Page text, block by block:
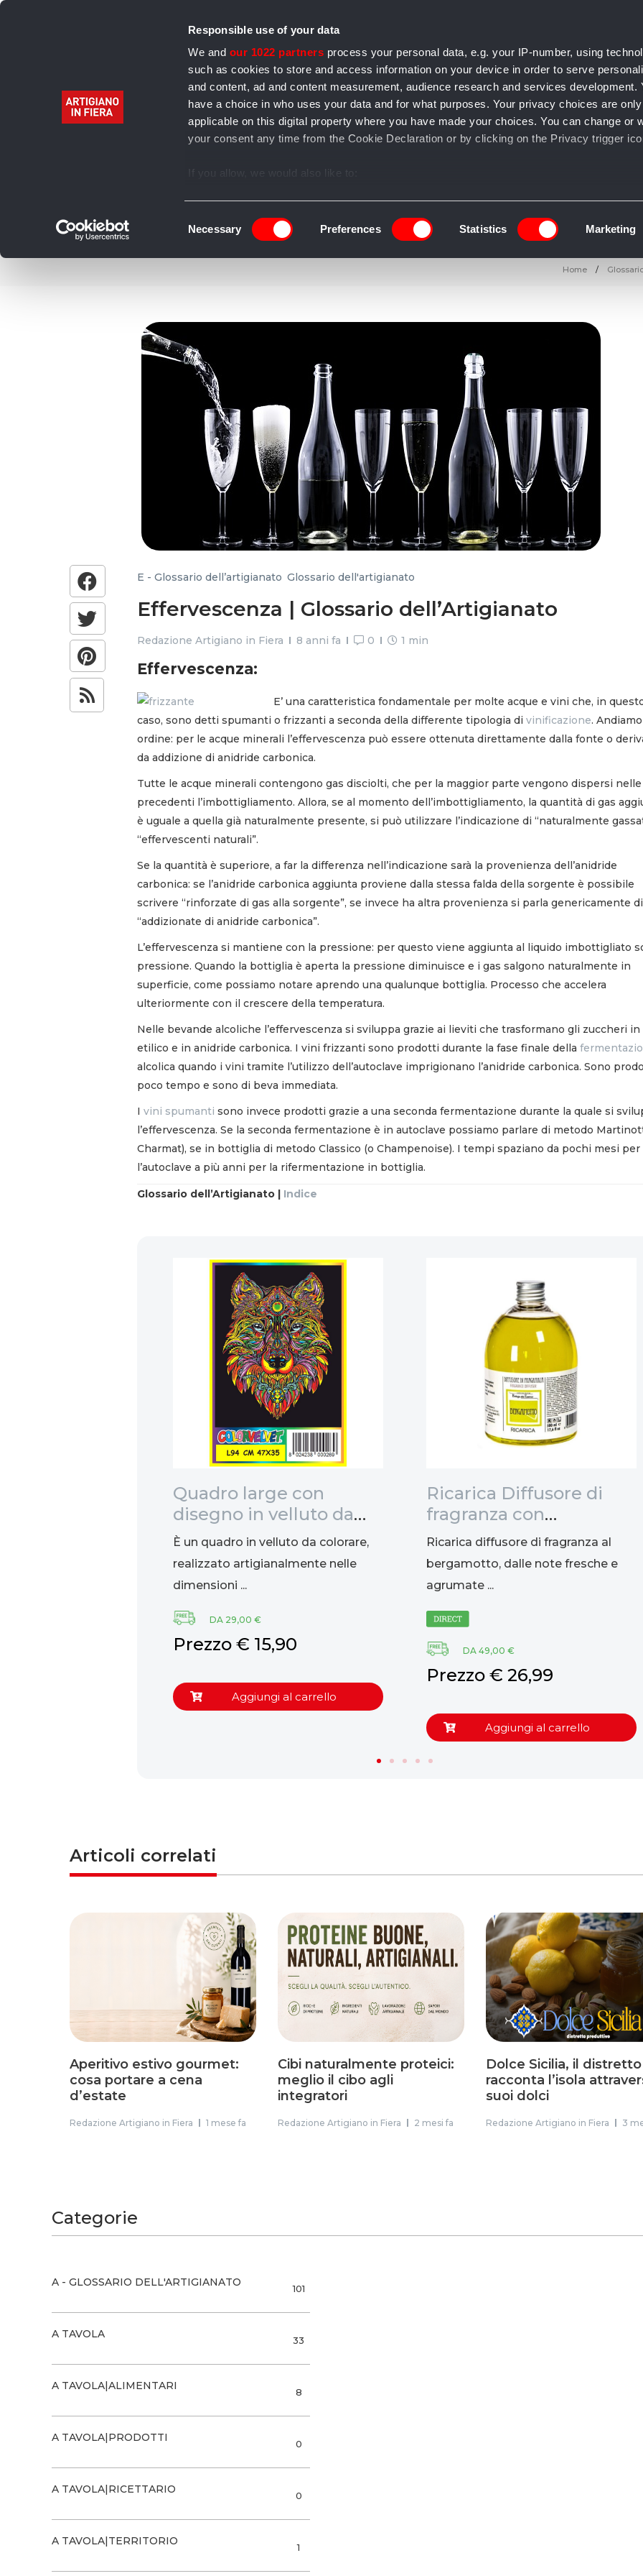
Responsible use of your data
We and our 1022 partners process your personal data, e.g. your IP-number, using
such as cookies to store and access information on your device in order to serve
and content, ad and content measurement, audience research and services development.
have a choice in who uses your data and for what purposes. Your privacy choices are only
applicable on this digital property where you have made your choices. You can change or
your consent any time from the Cookie Declaration or by clicking on the Privacy trigger
If you allow, we would also like to:
Identify your device by actively scanning it for specific characteristics
and analytics partners who may combine it with other information that you’ve provided to
that they’ve collected from your use of their services.
Selection
Necessary Preferences Statistics Marketing
Home Alimentari Bevande Abbigliamento e accessori Casa e arredo Gioielli Salute e bellezza
Home
E - Glossario dell’artigianato Glossario dell'artigianato
Effervescenza | Glossario dell’Artigianato
Redazione Artigiano in Fiera 8 anni fa 0 1 min
Effervescenza:
E’ una caratteristica fondamentale per molte acque e vini che, in
caso, sono detti spumanti o frizzanti a seconda della differente tipologia di vinificazione.
ordine: per le acque minerali l’effervescenza può essere ottenuta direttamente dalla fonte o
da addizione di anidride carbonica.
Tutte le acque minerali contengono gas disciolti, che per la maggior parte vengono dispersi nelle
precedenti l’imbottigliamento. Allora, se al momento dell’imbottigliamento, la quantità di gas
è uguale a quella già naturalmente presente, si può utilizzare l’indicazione di “naturalmente
“effervescenti naturali”.
Se la quantità è superiore, a far la differenza nell’indicazione sarà la provenienza dell’anidride
carbonica: se l’anidride carbonica aggiunta proviene dalla stessa falda della sorgente è possibile
scrivere “rinforzate di gas alla sorgente”, se invece ha altra provenienza si parla genericamente di
“addizionate di anidride carbonica”.
L’effervescenza si mantiene con la pressione: per questo viene aggiunta al liquido imbottigliato
pressione. Quando la bottiglia è aperta la pressione diminuisce e i gas salgono naturalmente in
superficie, come possiamo notare aprendo una qualunque bottiglia. Processo che accelera
ulteriormente con il crescere della temperatura.
Nelle bevande alcoliche l’effervescenza si sviluppa grazie ai lieviti che trasformano gli zuccheri in
etilico e in anidride carbonica. I vini frizzanti sono prodotti durante la fase finale della
alcolica quando i vini tramite l’utilizzo dell’autoclave imprigionano l’anidride carbonica. Sono
poco tempo e sono di beva immediata.
I vini spumanti sono invece prodotti grazie a una seconda fermentazione durante la quale si
l’effervescenza. Se la seconda fermentazione è in autoclave possiamo parlare di metodo
Charmat), se in bottiglia di metodo Classico (o Champenoise). I tempi spaziano da pochi mesi per
l’autoclave a più anni per la rifermentazione in bottiglia.
Glossario dell’Artigianato | Indice
Quadro large con
disegno in velluto da
colorare: Lupo, 47x35cm
È un quadro in velluto da colorare,
realizzato artigianalmente nelle
dimensioni ...
DA 29,00 €
Prezzo € 15,90
Aggiungi al carrello
Ricarica Diffusore di
fragranza con
bastoncini al
bergamotto, 500ml
Ricarica diffusore di fragranza al
bergamotto, dalle note fresche e
agrumate ...
DA 49,00 €
Prezzo € 26,99
Aggiungi al carrello
Articoli correlati
Aperitivo estivo gourmet:
cosa portare a cena
d’estate
Redazione Artigiano in Fiera 1 mese fa
Cibi naturalmente proteici:
meglio il cibo agli
integratori
Redazione Artigiano in Fiera 2 mesi fa
Dolce Sicilia, il
racconta l’isola
suoi dolci
Redazione Artigiano in Fiera 3
Categorie
A - GLOSSARIO DELL'ARTIGIANATO 101
A TAVOLA 33
A TAVOLA|ALIMENTARI 8
A TAVOLA|PRODOTTI 0
A TAVOLA|RICETTARIO 0
A TAVOLA|TERRITORIO 1